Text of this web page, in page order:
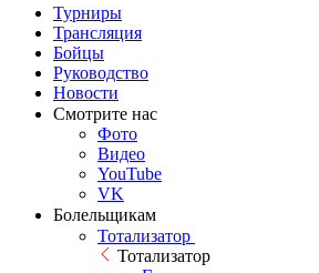
Турниры
Трансляция
Бойцы
Руководство
Новости
Смотрите нас
Фото
Видео
YouTube
VK
Болельщикам
Тотализатор
Тотализатор